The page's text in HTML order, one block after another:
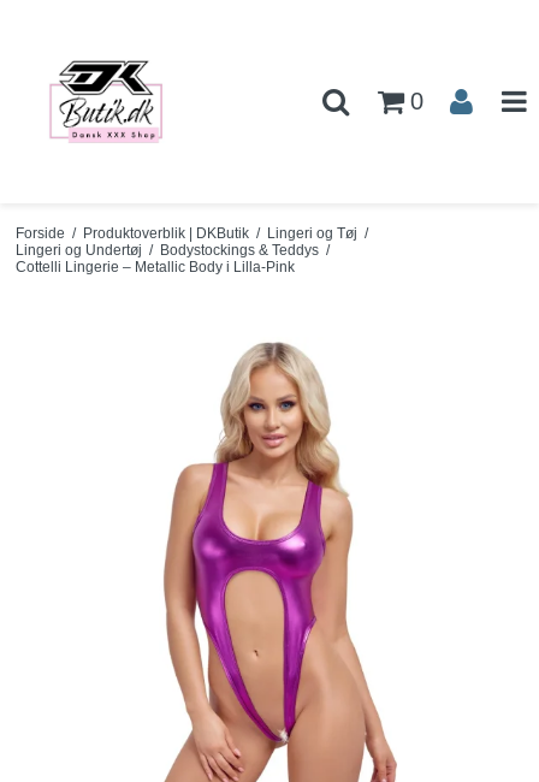
0
Forside / Produktoverblik | DKButik / Lingeri og Tøj /
Lingeri og Undertøj / Bodystockings & Teddys /
Cottelli Lingerie – Metallic Body i Lilla-Pink